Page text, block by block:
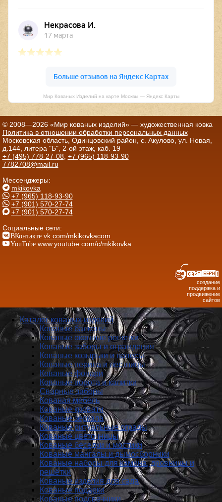
Мир Кованых Изделий на карте Москвы — Яндекс Карты
© 2008—2026 «Мир кованых изделий» — художественная ковка
Политика в отношении обработки персональных данных
Московская область, Одинцовский район, с. Акулово, ул. Новая,
д.144, литера "Б", 2-ой этаж, каб. 19
+7 (495) 778-27-08, +7 (965) 118-93-90
7782708@mail.ru
Мессенджеры:
mkikovka
+7 (965) 118-93-90
+7 (901) 570-27-74
+7 (901) 570-27-74
Социальные сети:
ВКонтакте vk.com/mkikovkacom
YouTube www.youtube.com/c/mkikovka
создание
поддержка и
продвижение
сайтов
Каталог кованых изделий
Кованые балконы
Кованые оконные решетки
Кованые заборы и ог­ражде­ния
Кованые козырьки и навесы
Кованые перила и лестницы
Кованые фонари
Кованые ворота и калитки
Сварные заборы
Кованая мебель
Кованые кровати
Кованые зеркала
Кованые ритуальные ограды
Кованые цветочницы
Кованые беседки и мостики
Кованые мангалы и дымосборники
Кованые наборы для камина, дровницы и
решётки
Кованые изделия для сада
Кованые подарки
Кованые подсвечники